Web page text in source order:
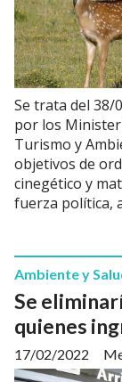
Se trata del 38/
por los
Turismo y
objetivos de
cinegético y
fuerza política,
Se
quienes
Ambiente y
17/02/2022